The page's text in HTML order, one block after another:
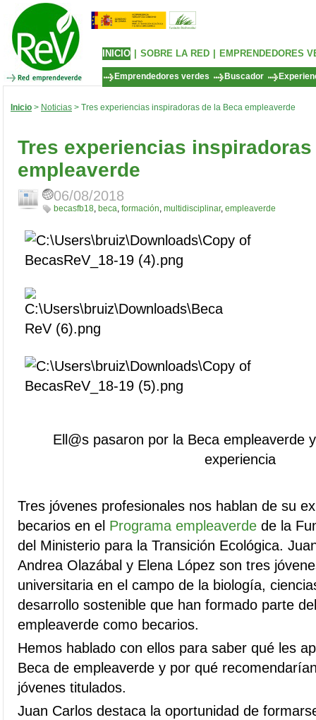
INICIO SOBRE LA RED EMPRENDEDORES
Emprendedores verdes Buscador
Inicio > Noticias > Tres experiencias inspiradoras de la Beca empleaverde
Tres experiencias inspiradoras
empleaverde
06/08/2018
becasfb18, beca, formación, multidisciplinar, empleaverde
Ell@s pasaron por la Beca empleaverde
experiencia
Tres jóvenes profesionales nos hablan de su
becarios en el Programa empleaverde de la
del Ministerio para la Transición Ecológica.
Andrea Olazábal y Elena López son tres
universitaria en el campo de la biología,
desarrollo sostenible que han formado parte
empleaverde como becarios.
Hemos hablado con ellos para saber qué les
Beca de empleaverde y por qué
jóvenes titulados.
Juan Carlos destaca la oportunidad de